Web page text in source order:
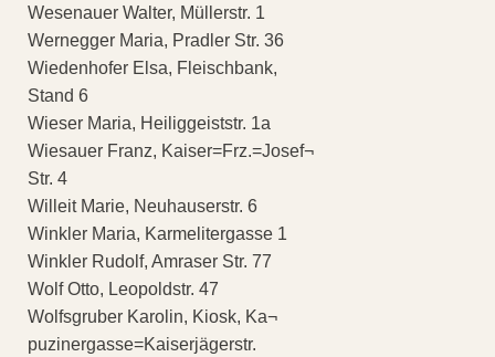
Wesenauer Walter, Müllerstr. 1
Wernegger Maria, Pradler Str. 36
Wiedenhofer Elsa, Fleischbank,
Stand 6
Wieser Maria, Heiliggeiststr. 1a
Wiesauer Franz, Kaiser=Frz.=Josef¬
Str. 4
Willeit Marie, Neuhauserstr. 6
Winkler Maria, Karmelitergasse 1
Winkler Rudolf, Amraser Str. 77
Wolf Otto, Leopoldstr. 47
Wolfsgruber Karolin, Kiosk, Ka¬
puzinergasse=Kaiserjägerstr.